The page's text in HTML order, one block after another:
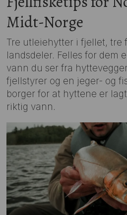
Midt-Norge
Tre utleiehytter i fjellet, tre
landsdeler. Felles for dem
vann du ser fra
fjellstyrer og en jeger- og
borger for at hyttene er
riktig vann.